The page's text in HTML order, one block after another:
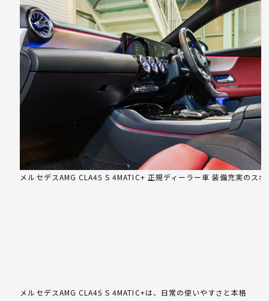
メルセデスAMG CLA45 S 4MATIC+ 正規ディーラー車 装備充実のス
メルセデスAMG CLA45 S 4MATIC+は、日常の使いやすさと本格